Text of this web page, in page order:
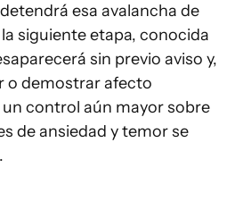
esa avalancha de
siguiente etapa, conocida
sin previo aviso y,
o demostrar afecto
control aún mayor sobre
de ansiedad y temor se